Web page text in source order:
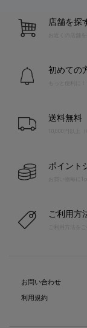
店舗を探
お近くの店舗を
初めての
送料無料
10,000円以上
ポイント
お買い物毎に
ご利用方
お問い合わせ
利用規約